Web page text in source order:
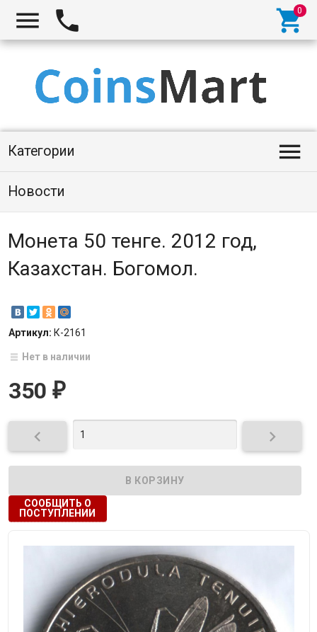
  
Категории 
Новости
Монета 50 тенге. 2012 год,
Казахстан. Богомол.
Артикул: К-2161
Нет в наличии
350 ₽
 
СООБЩИТЬ О
ПОСТУПЛЕНИИ